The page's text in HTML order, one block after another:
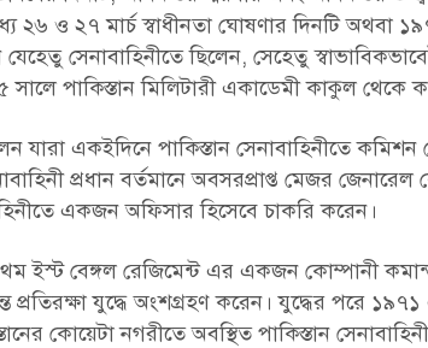
২৬ ও ২৭ মার্চ স্বাধীনতা ঘোষণার দিনটি অথবা
সেনাবাহিনীতে ছিলেন, সেহেতু
সালে পাকিস্তান মিলিটারী একাডেমী কাকুল থেকে
যারা একইদিনে পাকিস্তান সেনাবাহিনীতে
প্রধান বর্তমানে অবসরপ্রাপ্ত মেজর
একজন অফিসার হিসেবে চাকরি করেন।
ইস্ট বেঙ্গল রেজিমেন্ট এর একজন কোম্পানী
প্রতিরক্ষা যুদ্ধে অংশগ্রহণ করেন। যুদ্ধের পরে
কোয়েটা নগরীতে অবস্থিত পাকিস্তান